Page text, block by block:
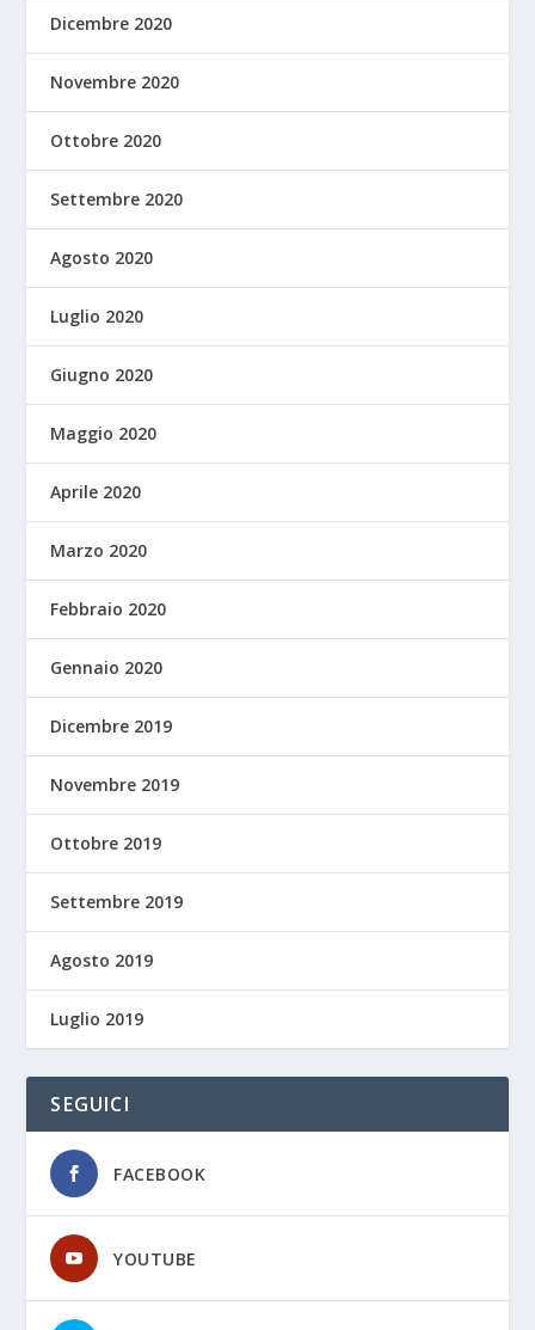
Dicembre 2020
Novembre 2020
Ottobre 2020
Settembre 2020
Agosto 2020
Luglio 2020
Giugno 2020
Maggio 2020
Aprile 2020
Marzo 2020
Febbraio 2020
Gennaio 2020
Dicembre 2019
Novembre 2019
Ottobre 2019
Settembre 2019
Agosto 2019
Luglio 2019
SEGUICI
FACEBOOK
YOUTUBE